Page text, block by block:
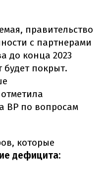
правительство
с партнерами
до конца 2023
будет покрыт.
ВР по вопросам
которые
дефицита: